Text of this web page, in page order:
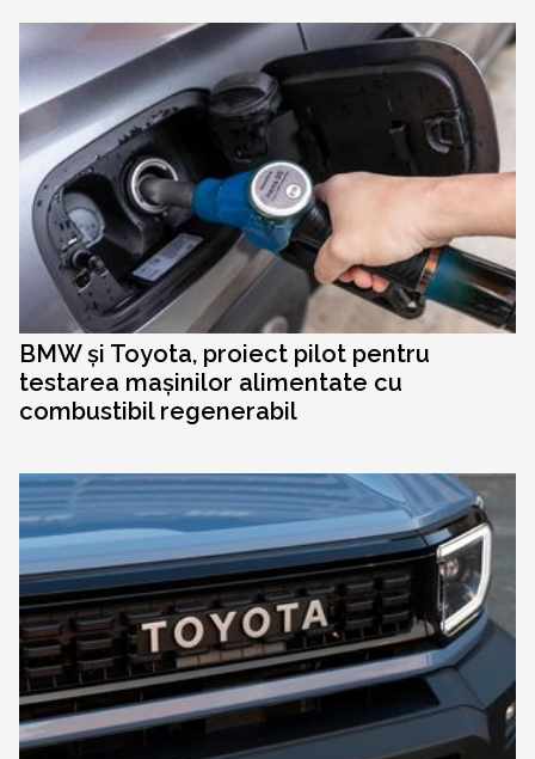
BMW și Toyota, proiect pilot pentru
testarea mașinilor alimentate cu
combustibil regenerabil